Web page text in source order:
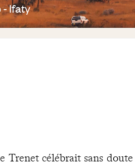
- Ifaty
Trenet célébrait sans doute